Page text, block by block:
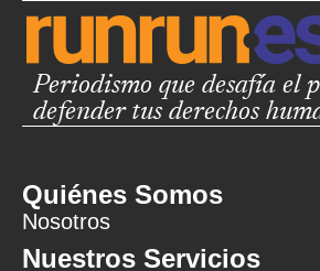
Periodismo que desafía el
defender tus derechos
Quiénes Somos
Nosotros
Nuestros Servicios